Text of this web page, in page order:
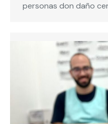
personas don daño